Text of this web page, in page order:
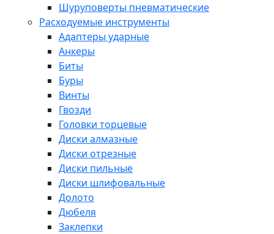
Шуруповерты пневматические
Расходуемые инструменты
Адаптеры ударные
Анкеры
Биты
Буры
Винты
Гвозди
Головки торцевые
Диски алмазные
Диски отрезные
Диски пильные
Диски шлифовальные
Долото
Дюбеля
Заклепки